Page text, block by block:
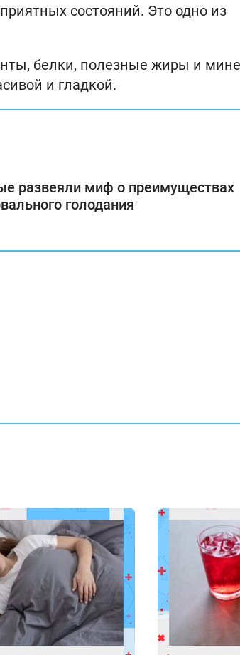
состояний. Это одно из
белки, полезные жиры и
и гладкой.
развеяли миф о преимуществах
голодания